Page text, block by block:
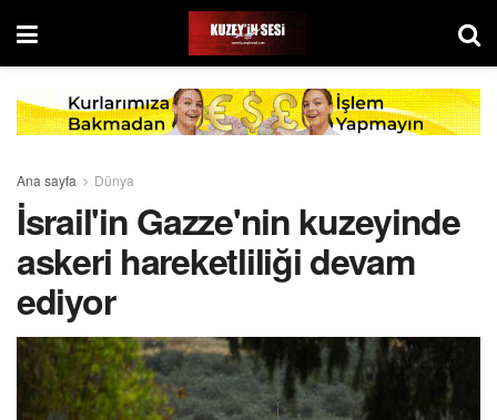
Ana sayfa Dünya
İsrail'in Gazze'nin kuzeyinde
askeri hareketliliği devam
ediyor